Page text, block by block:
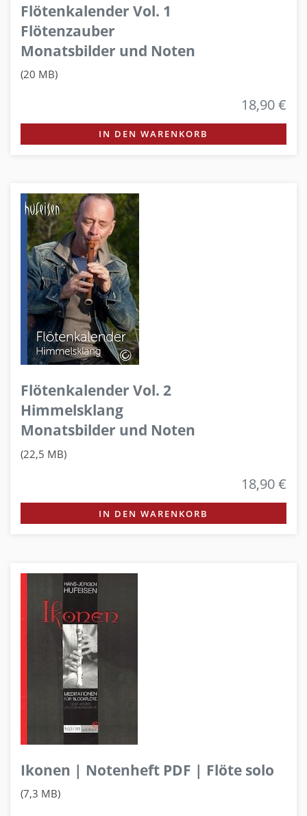
Flötenkalender Vol. 1
Flötenzauber
Monatsbilder und Noten
(20 MB)
18,90 €
IN DEN WARENKORB
Flötenkalender Vol. 2
Himmelsklang
Monatsbilder und Noten
(22,5 MB)
18,90 €
IN DEN WARENKORB
Ikonen | Notenheft PDF | Flöte solo
(7,3 MB)